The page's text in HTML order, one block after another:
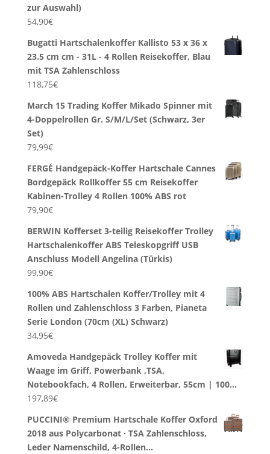
zur Auswahl)
54,90€
Bugatti Hartschalenkoffer Kallisto 53 x 36 x
23.5 cm cm - 31L - 4 Rollen Reisekoffer, Blau
mit TSA Zahlenschloss
118,75€
March 15 Trading Koffer Mikado Spinner mit
4-Doppelrollen Gr. S/M/L/Set (Schwarz, 3er
Set)
79,99€
FERGÉ Handgepäck-Koffer Hartschale Cannes
Bordgepäck Rollkoffer 55 cm Reisekoffer
Kabinen-Trolley 4 Rollen 100% ABS rot
79,90€
BERWIN Kofferset 3-teilig Reisekoffer Trolley
Hartschalenkoffer ABS Teleskopgriff USB
Anschluss Modell Angelina (Türkis)
99,90€
100% ABS Hartschalen Koffer/Trolley mit 4
Rollen und Zahlenschloss 3 Farben, Pianeta
Serie London (70cm (XL) Schwarz)
34,95€
Amoveda Handgepäck Trolley Koffer mit
Waage im Griff, Powerbank ,TSA,
Notebookfach, 4 Rollen, Erweiterbar, 55cm | 100…
197,89€
PUCCINI® Premium Hartschale Koffer Oxford
2018 aus Polycarbonat · TSA Zahlenschloss,
Leder Namenschild, 4-Rollen…